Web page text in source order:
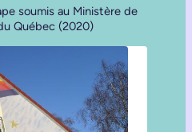
soumis au Ministère de
Québec (2020)